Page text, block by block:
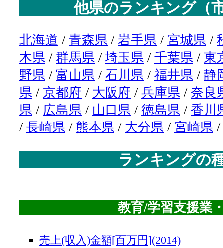
他県のランキング（
北海道 / 青森県 / 岩手県 / 宮城県 /
木県 / 群馬県 / 埼玉県 / 千葉県 / 東
野県 / 富山県 / 石川県 / 福井県 / 静
県 / 京都府 / 大阪府 / 兵庫県 / 奈良
県 / 広島県 / 山口県 / 徳島県 / 香川
/ 長崎県 / 熊本県 / 大分県 / 宮崎県 /
ランキングの
教育/学習支援業
売上(収入)金額[百万円](2014)